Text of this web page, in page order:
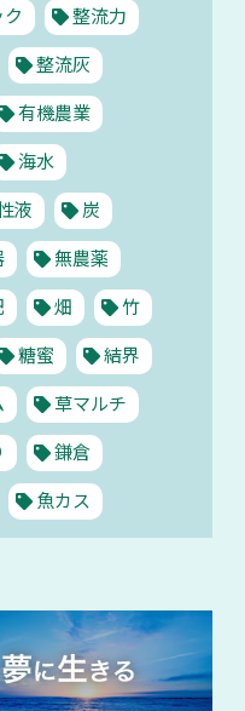
整流力
整流灰
有機農業
海水
液 炭
無農薬
畑 竹
糖蜜 結界
草マルチ
鎌倉
魚カス